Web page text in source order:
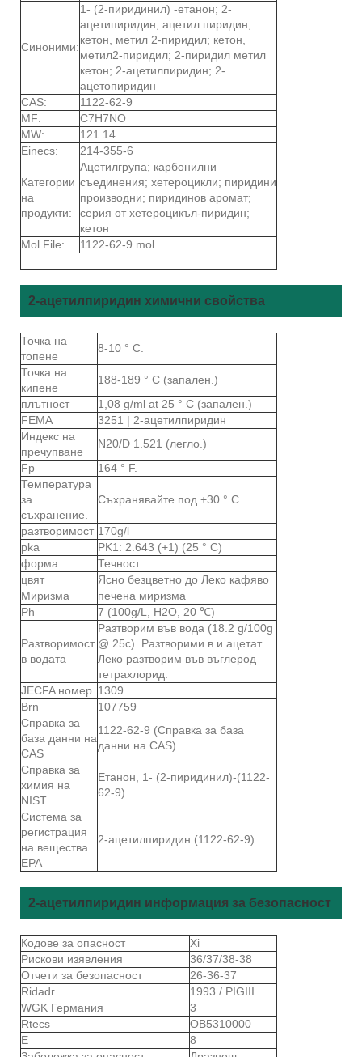
Синоними:
1- (2-пиридинил) -етанон; 2-
ацетипиридин; ацетил пиридин;
кетон, метил 2-пиридил; кетон,
метил2-пиридил; 2-пиридил метил
кетон; 2-ацетилпиридин; 2-
ацетопиридин
CAS:
1122-62-9
MF:
C7H7NO
MW:
121.14
Einecs:
214-355-6
Категории
на
продукти:
Ацетилгрупа; карбонилни
съединения; хетероцикли; пиридини
производни; пиридинов аромат;
серия от хетероцикъл-пиридин;
кетон
Mol File:
1122-62-9.mol
2-ацетилпиридин химични свойства
Точка на
топене
8-10 ° C.
Точка на
кипене
188-189 ° C (запален.)
плътност
1,08 g/ml at 25 ° C (запален.)
FEMA
3251 | 2-ацетилпиридин
Индекс на
пречупване
N20/D 1.521 (легло.)
Fp
164 ° F.
Температура
за
съхранение.
Съхранявайте под +30 ° C.
разтворимост 170g/l
pka
PK1: 2.643 (+1) (25 ° C)
форма
Течност
цвят
Ясно безцветно до Леко кафяво
Миризма
печена миризма
Ph
7 (100g/L, H2O, 20 ℃)
Разтворимост
в водата
Разтворим във вода (18.2 g/100g
@ 25c). Разтворими в и ацетат.
Леко разтворим във въглерод
тетрахлорид.
JECFA номер 1309
Brn
107759
Справка за
база данни на
CAS
1122-62-9 (Справка за база
данни на CAS)
Справка за
химия на
NIST
Етанон, 1- (2-пиридинил)-(1122-
62-9)
Система за
регистрация
на вещества
EPA
2-ацетилпиридин (1122-62-9)
2-ацетилпиридин информация за безопасност
Кодове за опасност
Xi
Рискови изявления
36/37/38-38
Отчети за безопасност
26-36-37
Ridadr
1993 / PIGIII
WGK Германия
3
Rtecs
OB5310000
Е
8